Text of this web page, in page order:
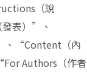
（說
表）”、
、“Content（內
Authors（作者